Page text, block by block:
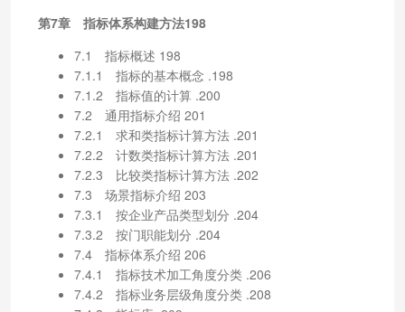
第7章 指标体系构建方法198
7.1 指标概述 198
7.1.1 指标的基本概念 .198
7.1.2 指标值的计算 .200
7.2 通用指标介绍 201
7.2.1 求和类指标计算方法 .201
7.2.2 计数类指标计算方法 .201
7.2.3 比较类指标计算方法 .202
7.3 场景指标介绍 203
7.3.1 按企业产品类型划分 .204
7.3.2 按门职能划分 .204
7.4 指标体系介绍 206
7.4.1 指标技术加工角度分类 .206
7.4.2 指标业务层级角度分类 .208